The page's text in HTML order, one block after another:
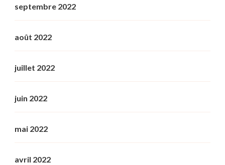
septembre 2022
août 2022
juillet 2022
juin 2022
mai 2022
avril 2022